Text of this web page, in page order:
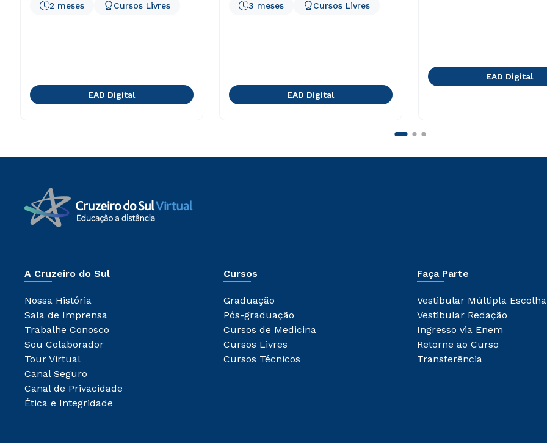
2 meses Cursos Livres
EAD Digital
3 meses Cursos Livres
EAD Digital
EAD Digital
A Cruzeiro do Sul
Nossa História
Sala de Imprensa
Trabalhe Conosco
Sou Colaborador
Tour Virtual
Canal Seguro
Canal de Privacidade
Ética e Integridade
Cursos
Graduação
Pós-graduação
Cursos de Medicina
Cursos Livres
Cursos Técnicos
Faça Parte
Vestibular Múltipla Escolha
Vestibular Redação
Ingresso via Enem
Retorne ao Curso
Transferência